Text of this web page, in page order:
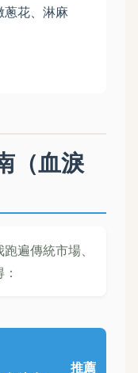
花、淋麻
（血淚
遍傳統市場、
推薦